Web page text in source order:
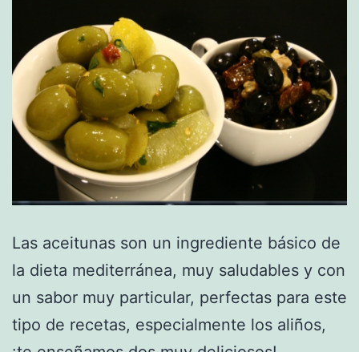
Las aceitunas son un ingrediente básico de
la dieta mediterránea, muy saludables y con
un sabor muy particular, perfectas para este
tipo de recetas, especialmente los aliños,